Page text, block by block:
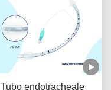
Tubo endotracheale